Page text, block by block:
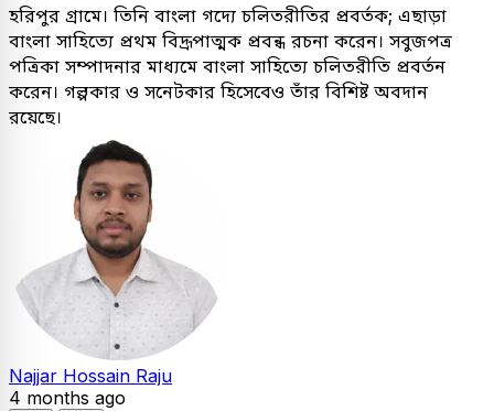
হরিপুর গ্রামে। তিনি বাংলা গদ্যে চলিতরীতির প্রবর্তক; এছাড়া
বাংলা সাহিত্যে প্রথম বিদ্রূপাত্মক প্রবন্ধ রচনা করেন। সবুজপত্র
পত্রিকা সম্পাদনার মাধ্যমে বাংলা সাহিত্যে চলিতরীতি প্রবর্তন
করেন। গল্পকার ও সনেটকার হিসেবেও তাঁর বিশিষ্ট অবদান
রয়েছে।
Najjar Hossain Raju
4 months ago